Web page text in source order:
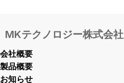
MKテクノロジー株式会社
会社概要
製品概要
お知らせ